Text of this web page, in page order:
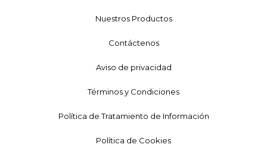
Nuestros Productos
Contáctenos
Aviso de privacidad
Términos y Condiciones
Política de Tratamiento de Información
Política de Cookies